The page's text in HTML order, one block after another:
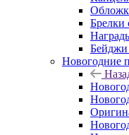
Брелки
Бейджи
Новогодние